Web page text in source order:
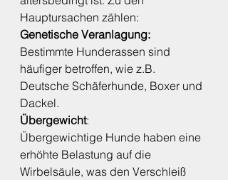
Hauptursachen zählen:
Genetische Veranlagung:
Bestimmte Hunderassen sind
häufiger betroffen, wie z.B.
Deutsche Schäferhunde, Boxer und
Dackel.
Übergewicht:
Übergewichtige Hunde haben eine
erhöhte Belastung auf die
Wirbelsäule, was den Verschleiß